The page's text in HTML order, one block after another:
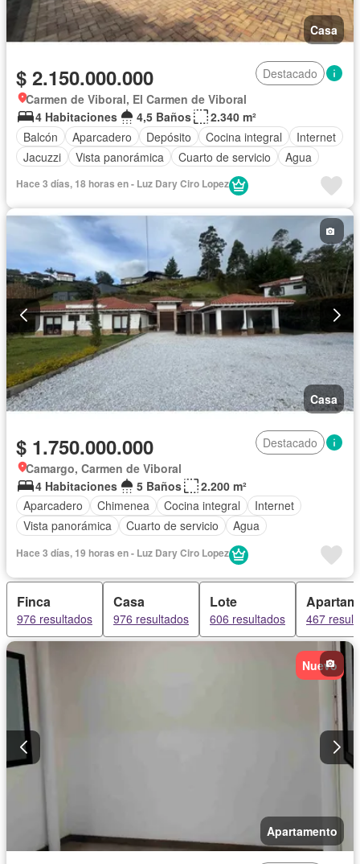
Casa
$ 2.150.000.000
Destacado
Carmen de Viboral, El Carmen de Viboral
4 Habitaciones
4,5 Baños
2.340 m²
Balcón
Aparcadero Depósito Cocina integral
Internet
Jacuzzi
Vista panorámica Cuarto de servicio Agua
Hace 3 días, 18 horas en - Luz Dary Ciro Lopez
Casa
$ 1.750.000.000
Destacado
Camargo, Carmen de Viboral
4 Habitaciones
5 Baños
2.200 m²
Aparcadero
Chimenea Cocina integral
Internet
Vista panorámica
Cuarto de servicio Agua
Hace 3 días, 19 horas en - Luz Dary Ciro Lopez
Finca
976 resultados
Casa
976 resultados
Lote
606 resultados 467
Nuevo
Apartamento